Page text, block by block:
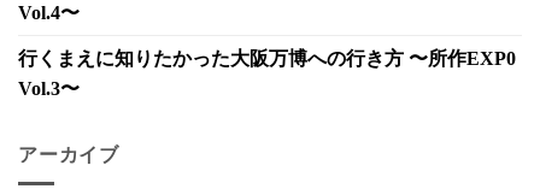
Vol.4〜
行くまえに知りたかった大阪万博への行き方 〜所作EXP0
Vol.3〜
アーカイブ